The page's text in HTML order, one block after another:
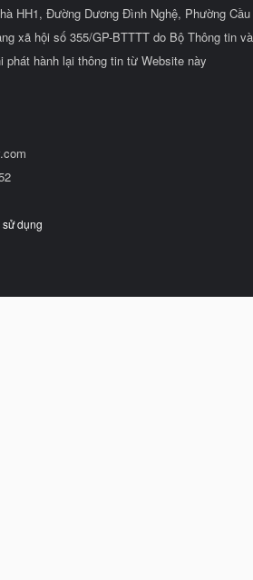
HH1, Đường Dương Đình Nghệ, Phường
xã hội số 355/GP-BTTTT do Bộ Thông tin
phát hành lại thông tin từ Website này
dụng